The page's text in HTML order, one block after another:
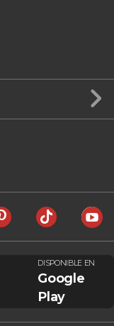
DISPONIBLE EN
Google
Play